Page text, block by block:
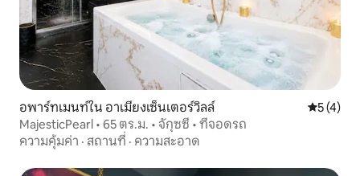
อพาร์ทเมนท์ใน อาเมียงเซ็นเตอร์วิลล์ คะแนนเฉ
5 (4)
MajesticPearl • 65 ตร.ม. • จักุซซี่ • ที่จอดรถ
ความคุ้มค่า · สถานที่ · ความสะอาด